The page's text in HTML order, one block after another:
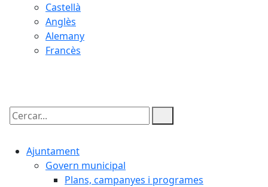
Castellà
Anglès
Alemany
Francès
Cercar:
Ajuntament
Govern municipal
Plans, campanyes i programes